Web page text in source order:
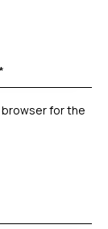
browser for the